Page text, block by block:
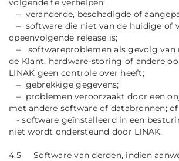
volgende te verhelpen:
– veranderde, beschadigde of
– software die niet van de huidige of
opeenvolgende release is;
– softwareproblemen als gevolg van
de Klant, hardware-storing of andere
LINAK geen controle over heeft;
– gebrekkige gegevens;
– problemen veroorzaakt door een
met andere software of databronnen; of
- software geïnstalleerd in een
niet wordt ondersteund door LINAK.
4.5 Software van derden, indien